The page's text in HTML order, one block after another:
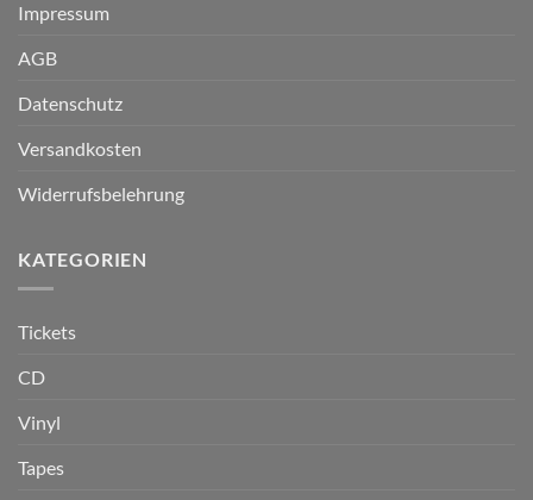
Impressum
AGB
Datenschutz
Versandkosten
Widerrufsbelehrung
KATEGORIEN
Tickets
CD
Vinyl
Tapes